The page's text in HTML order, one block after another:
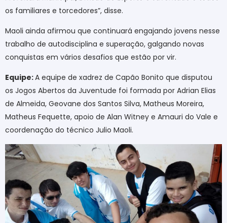
os familiares e torcedores”, disse.
Maoli ainda afirmou que continuará engajando jovens nesse
trabalho de autodisciplina e superação, galgando novas
conquistas em vários desafios que estão por vir.
Equipe:A equipe de xadrez de Capão Bonito que disputou
os Jogos Abertos da Juventude foi formada por Adrian Elias
de Almeida, Geovane dos Santos Silva, Matheus Moreira,
Matheus Fequette, apoio de Alan Witney e Amauri do Vale e
coordenação do técnico Julio Maoli.